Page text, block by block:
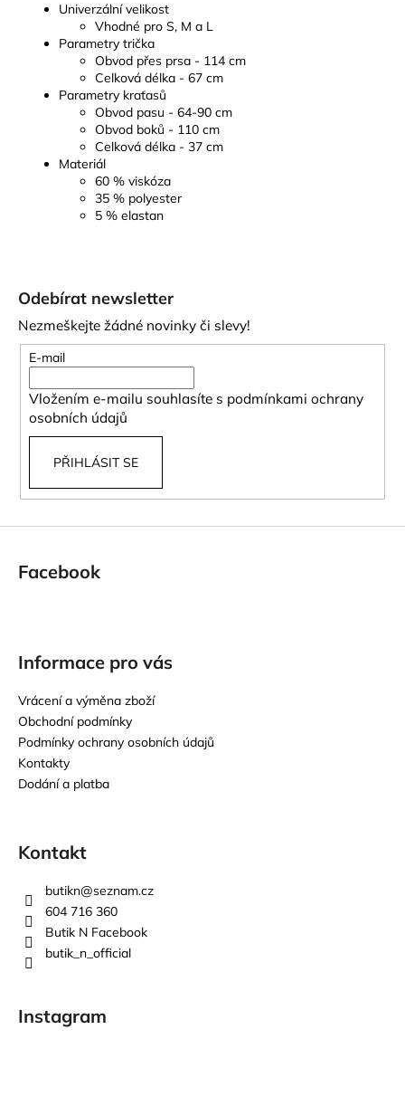
Univerzální velikost
Vhodné pro S, M a L
Parametry trička
Obvod přes prsa - 114 cm
Celková délka - 67 cm
Parametry kraťasů
Obvod pasu - 64-90 cm
Obvod boků - 110 cm
Celková délka - 37 cm
Materiál
60 % viskóza
35 % polyester
5 % elastan
Odebírat newsletter
Nezmeškejte žádné novinky či slevy!
E-mail
Vložením e-mailu souhlasíte s podmínkami ochrany
osobních údajů
PŘIHLÁSIT SE
Facebook
Informace pro vás
Vrácení a výměna zboží
Obchodní podmínky
Podmínky ochrany osobních údajů
Kontakty
Dodání a platba
Kontakt
butikn@seznam.cz
604 716 360
Butik N Facebook
butik_n_official
Instagram